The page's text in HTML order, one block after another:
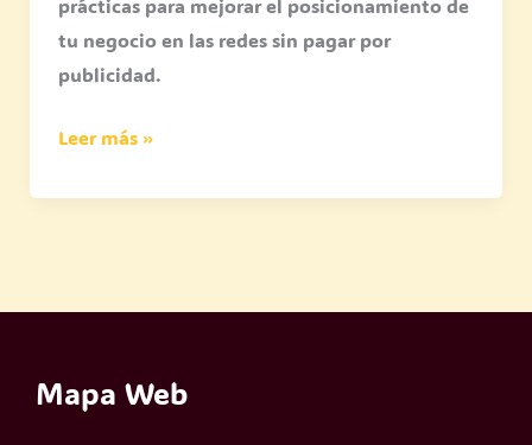
prácticas para mejorar el posicionamiento de
tu negocio en las redes sin pagar por
publicidad.
Leer más »
Mapa Web